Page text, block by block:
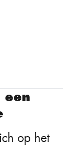
een
op het